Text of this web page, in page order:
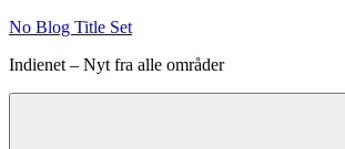
Videre
indhold
No Blog Title Set
Indienet – Nyt fra alle områder